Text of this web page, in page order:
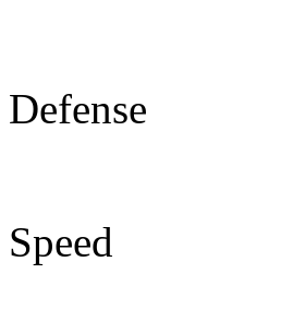
Defense
Speed